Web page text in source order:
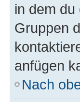
in dem
Gruppen
anfügen
Nach